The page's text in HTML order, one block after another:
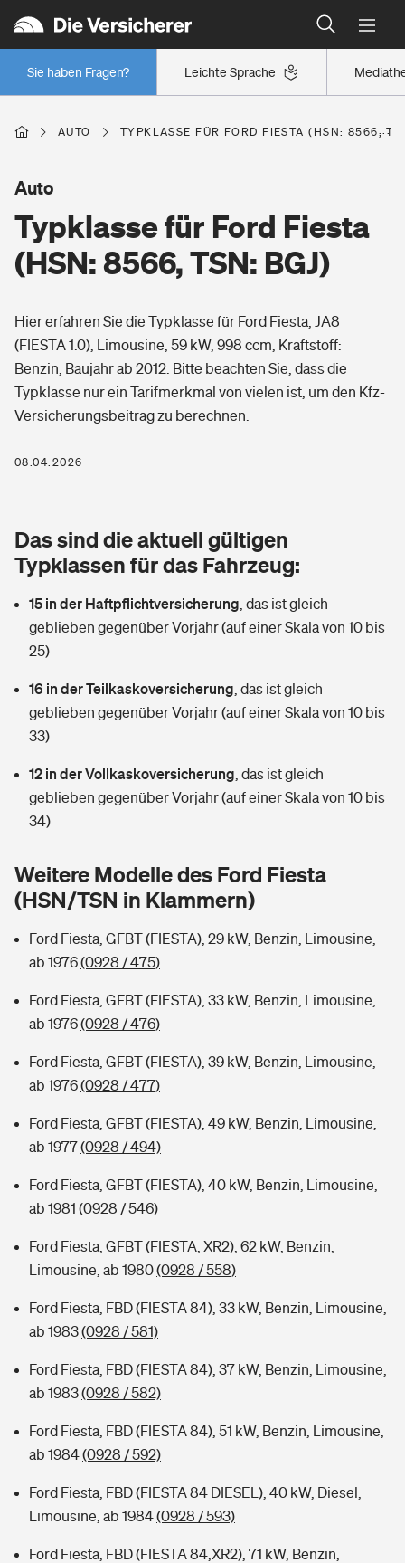
Leichte Sprache
Sie haben Fragen?
Wer versichert was: Jetzt Versicherer finden
Regionalklassen: So ist Ihre Region eingestuft
Wer versichert was: Jetzt Versicherer finden
Berufsunfähigkeitsversicherung
Erwerbsunfähigkeitsversicherung
Grundfähigkeitsversicherung
Arbeitsrechtsschutz
Berufshaftpflichtversicherung
Zur Übersicht
Tools
Wer versichert was: Jetzt Versicherer finden
Sie haben Fragen?
Wohnen
Elementarversicherung
Glasversicherung
Mietkautionsversicherung
Restkreditversicherung
Zur Übersicht
Tools
Wer versichert was: Jetzt Versicherer finden
Sie haben Fragen?
Freizeit
Pri­vate Haft­pflicht­
Kinderunfall­ver­si­che­rung
Kinderinvalidität
Hundehalter-Haftpflicht
Handyversicherung
Musikinstrumentenversicherung
Zur Übersicht
Kinderunfall-Check: Mehr Sicherheit für deine Kids
Typklassen: So ist Ihr Auto eingestuft
Gesundheit
Private Krankenversicherung
Dread-Disease-Versicherung
Tierkrankenversicherung
Zur Übersicht
Tools
Wer versichert was: Jetzt Versicherer finden
Sie haben Fragen?
Rentenrechner: Wie viel Geld bekomme ich im Alter?
AUTO TYPKLASSE FÜR FORD FIESTA (HSN: 8566,
Typklasse für Ford Fiesta
(HSN: 8566, TSN: BGJ)
Auto
Hier erfahren Sie die Typklasse für Ford Fiesta, JA8
(FIESTA 1.0), Limousine, 59 kW, 998 ccm, Kraftstoff:
Benzin, Baujahr ab 2012. Bitte beachten Sie, dass die
Typklasse nur ein Tarifmerkmal von vielen ist, um den Kfz-
Versicherungsbeitrag zu berechnen.
08.04.2026
Das sind die aktuell gültigen
Typklassen für das Fahrzeug:
15 in der Haftpflichtversicherung das ist gleich
geblieben gegenüber Vorjahr (auf einer Skala von 10 bis
25)
16 in der Teilkaskoversicherung das ist gleich
geblieben gegenüber Vorjahr (auf einer Skala von 10 bis
33)
12 in der Vollkaskoversicherung das ist gleich
geblieben gegenüber Vorjahr (auf einer Skala von 10 bis
34)
Weitere Modelle des Ford Fiesta
(HSN/TSN in Klammern)
Ford Fiesta, GFBT (FIESTA), 29 kW, Benzin, Limousine,
ab 1976(0928 / 475)
Ford Fiesta, GFBT (FIESTA), 33 kW, Benzin, Limousine,
ab 1976(0928 / 476)
Ford Fiesta, GFBT (FIESTA), 39 kW, Benzin, Limousine,
ab 1976(0928 / 477)
Ford Fiesta, GFBT (FIESTA), 49 kW, Benzin, Limousine,
ab 1977(0928 / 494)
Ford Fiesta, GFBT (FIESTA), 40 kW, Benzin, Limousine,
ab 1981 (0928 / 546)
Ford Fiesta, GFBT (FIESTA, XR2), 62 kW, Benzin,
Limousine, ab 1980(0928 / 558)
Ford Fiesta, FBD (FIESTA 84), 33 kW, Benzin, Limousine,
ab 1983(0928 / 581)
Ford Fiesta, FBD (FIESTA 84), 37 kW, Benzin, Limousine,
ab 1983(0928 / 582)
Ford Fiesta, FBD (FIESTA 84), 51 kW, Benzin, Limousine,
ab 1984(0928 / 592)
Ford Fiesta, FBD (FIESTA 84 DIESEL), 40 kW, Diesel,
Limousine, ab 1984(0928 / 593)
Ford Fiesta, FBD (FIESTA 84,XR2), 71 kW, Benzin,